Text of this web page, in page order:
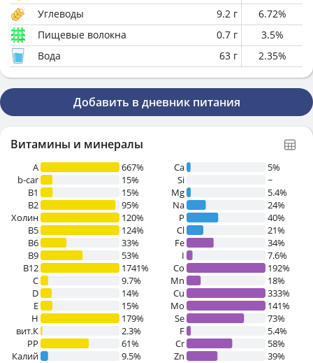
Углеводы
9.2 г 6.72%
Пищевые волокна
0.7 г 3.5%
Вода
63 г 2.35%
Добавить в дневник питания
Витамины и минералы
A
667%
b-car
15%
В1
15%
B2
95%
Холин
120%
B5
124%
B6
33%
B9
53%
B12
1741%
C
9.7%
D
14%
E
15%
H
179%
вит.К
2.3%
PP
61%
Калий
9.5%
Ca
5%
Si
~
Mg
5.4%
Na
24%
P
40%
Cl
21%
Fe
34%
I
7.6%
Co
192%
Mn
18%
Cu
333%
Mo
141%
Se
73%
F
5.4%
Cr
58%
Zn
39%